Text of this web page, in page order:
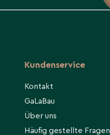
Kundenservice
Kontakt
GaLaBau
Über uns
Häufig gestellte Fragen